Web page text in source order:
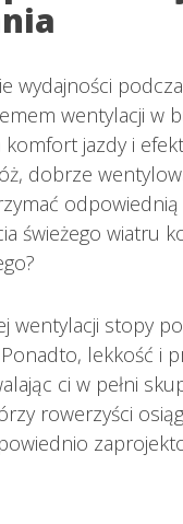
wydajności
wentylacji w
komfort jazdy i
dobrze
odpowiednią
świeżego wiatru
wentylacji stopy
lekkość i
ci w pełni
rowerzyści